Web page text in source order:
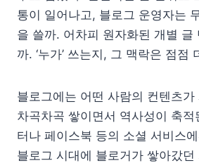
통이 일어나고, 블로그 운영자는
을 쓸까. 어차피 원자화된 개별 글
까. ‘누가’ 쓰는지, 그 맥락은 점점
블로그에는 어떤 사람의 컨텐츠가
차곡차곡 쌓이면서 역사성이 축적
터나 페이스북 등의 소셜 서비스
블로그 시대에 블로거가 쌓아갔던